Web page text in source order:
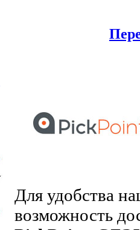
Для удобства
возможность